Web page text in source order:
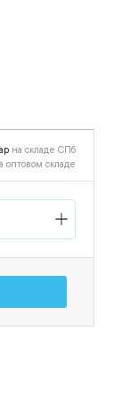
на складе СПб
оптовом складе